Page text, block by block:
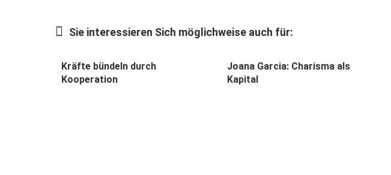
Sie interessieren Sich möglichweise auch für:
Kräfte bündeln durch
Kooperation
Joana Garcia: Charisma als
Kapital